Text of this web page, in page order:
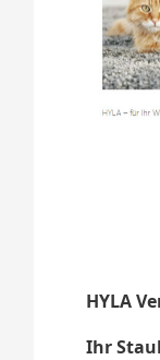
HYLA
Ihr